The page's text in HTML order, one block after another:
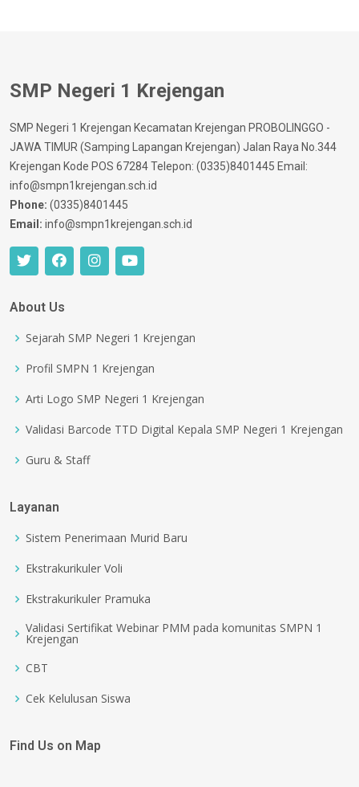
SMP Negeri 1 Krejengan
SMP Negeri 1 Krejengan Kecamatan Krejengan PROBOLINGGO -
JAWA TIMUR (Samping Lapangan Krejengan) Jalan Raya No.344
Krejengan Kode POS 67284 Telepon: (0335)8401445 Email:
info@smpn1krejengan.sch.id
Phone: (0335)8401445
Email: info@smpn1krejengan.sch.id
About Us
Sejarah SMP Negeri 1 Krejengan
Profil SMPN 1 Krejengan
Arti Logo SMP Negeri 1 Krejengan
Validasi Barcode TTD Digital Kepala SMP Negeri 1 Krejengan
Guru & Staff
Layanan
Sistem Penerimaan Murid Baru
Ekstrakurikuler Voli
Ekstrakurikuler Pramuka
Validasi Sertifikat Webinar PMM pada komunitas SMPN 1
Krejengan
CBT
Cek Kelulusan Siswa
Find Us on Map